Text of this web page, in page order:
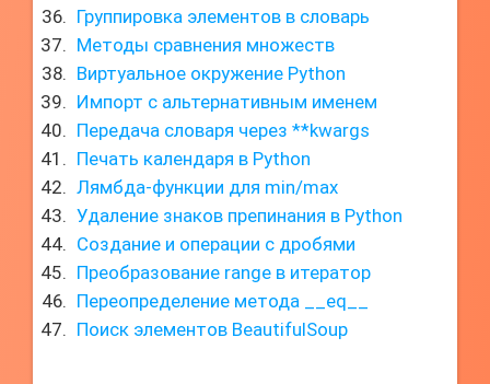
Группировка элементов в словарь
Методы сравнения множеств
Виртуальное окружение Python
Импорт с альтернативным именем
Передача словаря через **kwargs
Печать календаря в Python
Лямбда-функции для min/max
Удаление знаков препинания в Python
Создание и операции с дробями
Преобразование range в итератор
Переопределение метода __eq__
Поиск элементов BeautifulSoup